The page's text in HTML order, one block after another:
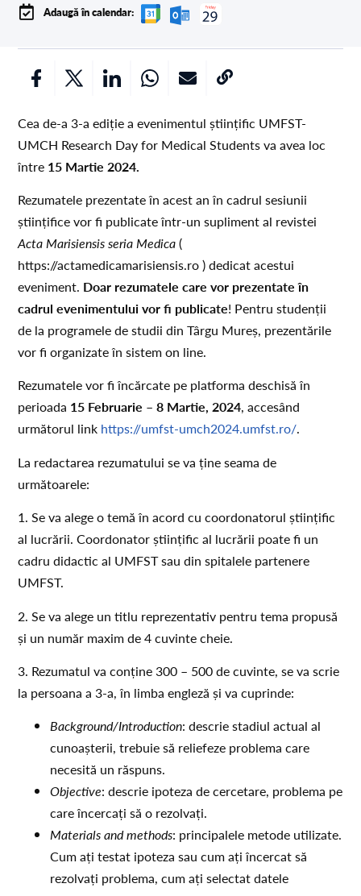
Adaugă în calendar:
Cea de-a 3-a ediție a evenimentul științific UMFST-
UMCH Research Day for Medical Students va avea loc
între 15 Martie 2024.
Rezumatele prezentate în acest an în cadrul sesiunii
științifice vor fi publicate într-un supliment al revistei
Acta Marisiensis seria Medica(
https://actamedicamarisiensis.ro ) dedicat acestui
eveniment. Doar rezumatele care vor prezentate în
cadrul evenimentului vor fi publicate! Pentru studenții
de la programele de studii din Târgu Mureș, prezentările
vor fi organizate în sistem on line.
Rezumatele vor fi încărcate pe platforma deschisă în
perioada 15 Februarie – 8 Martie, 2024, accesând
următorul link https://umfst-umch2024.umfst.ro/.
La redactarea rezumatului se va ține seama de
următoarele:
1. Se va alege o temă în acord cu coordonatorul științific
al lucrării. Coordonator științific al lucrării poate fi un
cadru didactic al UMFST sau din spitalele partenere
UMFST.
2. Se va alege un titlu reprezentativ pentru tema propusă
și un număr maxim de 4 cuvinte cheie.
3. Rezumatul va conține 300 – 500 de cuvinte, se va scrie
la persoana a 3-a, în limba engleză și va cuprinde:
Background/Introduction: descrie stadiul actual al
cunoașterii, trebuie să reliefeze problema care
necesită un răspuns.
Objective: descrie ipoteza de cercetare, problema pe
care încercați să o rezolvați.
Materials and methods: principalele metode utilizate.
Cum ați testat ipoteza sau cum ați încercat să
rezolvați problema, cum ați selectat datele